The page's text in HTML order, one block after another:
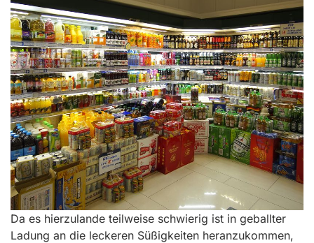
Da es hierzulande teilweise schwierig ist in geballter
Ladung an die leckeren Süßigkeiten heranzukommen,